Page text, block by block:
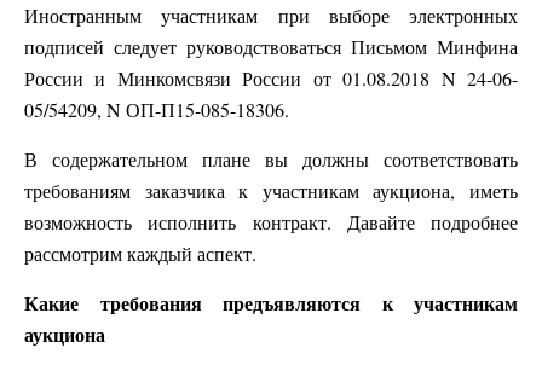
Иностранным участникам при выборе электронных
подписей следует руководствоваться Письмом Минфина
России и Минкомсвязи России от 01.08.2018 N 24-06-
05/54209, N ОП-П15-085-18306.
В содержательном плане вы должны соответствовать
требованиям заказчика к участникам аукциона, иметь
возможность исполнить контракт. Давайте подробнее
рассмотрим каждый аспект.
Какие требования предъявляются к участникам
аукциона